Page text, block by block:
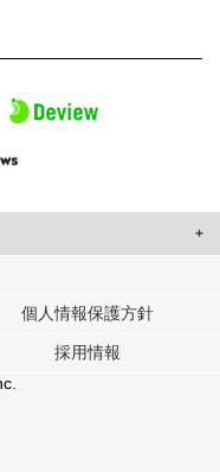
合わせたコンテンツや広告の
に提供しています。
ナーに提供した他の情報や、
きに収集した他の情報を組み
個人情報保護方針
採用情報